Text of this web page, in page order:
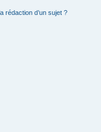
rédaction d’un sujet ?